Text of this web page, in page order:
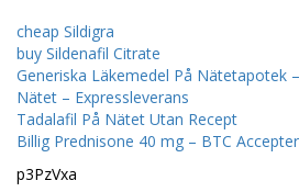
cheap Sildigra
buy Sildenafil Citrate
Generiska Läkemedel På Nätetapotek
Nätet – Expressleverans
Tadalafil På Nätet Utan Recept
Billig Prednisone 40 mg – BTC
p3PzVxa